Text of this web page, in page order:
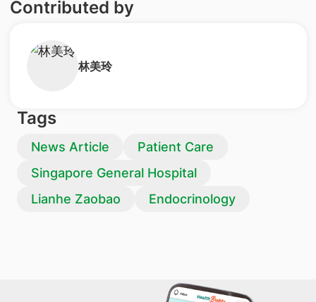
Contributed by
​林美玲
Tags
News Article
Patient Care
Singapore General Hospital
Lianhe Zaobao
Endocrinology